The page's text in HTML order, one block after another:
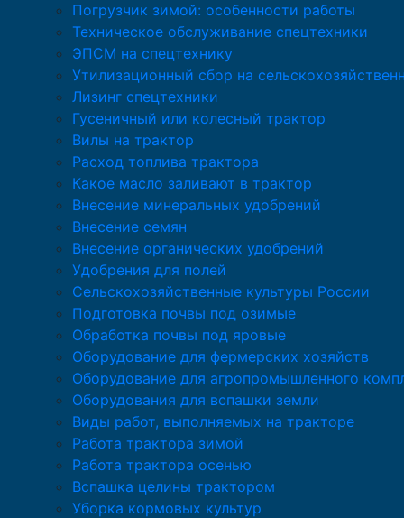
Погрузчик зимой: особенности работы
Техническое обслуживание спецтехники
ЭПСМ на спецтехнику
Утилизационный сбор на
Лизинг спецтехники
Гусеничный или колесный трактор
Вилы на трактор
Расход топлива трактора
Какое масло заливают в трактор
Внесение минеральных удобрений
Внесение семян
Внесение органических удобрений
Удобрения для полей
Сельскохозяйственные культуры России
Подготовка почвы под озимые
Обработка почвы под яровые
Оборудование для фермерских хозяйств
Оборудование для агропромышленного
Оборудования для вспашки земли
Виды работ, выполняемых на тракторе
Работа трактора зимой
Работа трактора осенью
Вспашка целины трактором
Уборка кормовых культур